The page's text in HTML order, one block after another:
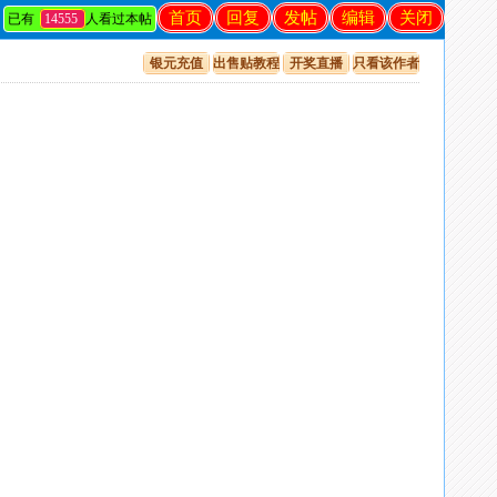
关闭
编辑
发帖
回复
首页
已有 14555 人看过本帖
银元充值 出售贴教程 开奖直播 只看该作者